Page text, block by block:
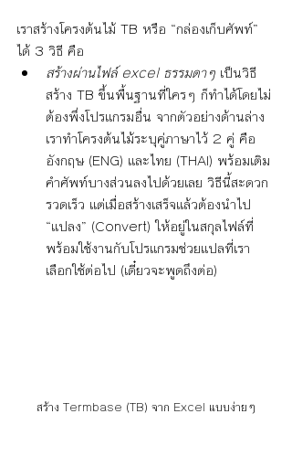
เราสร้างโครงต้นไม้ TB หรือ “กล่องเก็บศัพท์”
ได้ 3 วิธี คือ
สร้างผ่านไฟล์ excel ธรรมดาๆ เป็นวิธี
สร้าง TB ขึ้นพื้นฐานที่ใครๆ ก็ทำได้โดยไม่
ต้องพึ่งโปรแกรมอื่น จากตัวอย่างด้านล่าง
เราทำโครงต้นไม้ระบุคู่ภาษาไว้ 2 คู่ คือ
อังกฤษ​ (ENG) และไทย (THAI) พร้อมเติม
คำศัพท์บางส่วนลงไปด้วยเลย วิธีนี้สะดวก
รวดเร็ว แต่เมื่อสร้างเสร็จแล้วต้องนำไป
“แปลง” (Convert) ให้อยู่ในสกุลไฟล์ที่
พร้อมใช้งานกับโปรแกรมช่วยแปลที่เรา
เลือกใช้ต่อไป (เดี๋ยวจะพูดถึงต่อ)
สร้าง Termbase (TB) จาก Excel แบบง่ายๆ